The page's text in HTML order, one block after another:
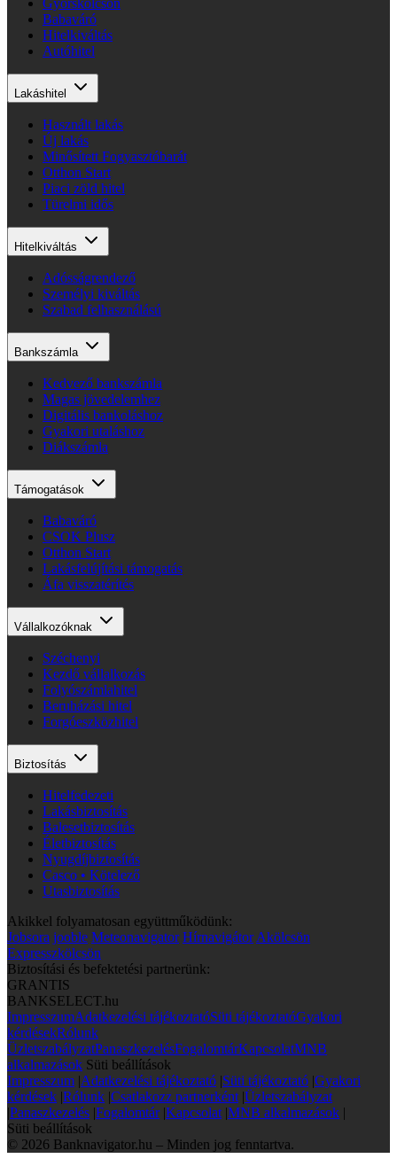
Babaváró
Hitelkiváltás
Autóhitel
Lakáshitel
Használt lakás
Új lakás
Minősített Fogyasztóbarát
Otthon Start
Piaci zöld hitel
Türelmi idős
Hitelkiváltás
Adósságrendező
Személyi kiváltás
Szabad felhasználású
Bankszámla
Kedvező bankszámla
Magas jövedelemhez
Digitális bankoláshoz
Gyakori utaláshoz
Diákszámla
Támogatások
Babaváró
CSOK Plusz
Otthon Start
Lakásfelújítási támogatás
Áfa visszatérítés
Vállalkozóknak
Széchenyi
Kezdő vállalkozás
Folyószámlahitel
Beruházási hitel
Forgóeszközhitel
Biztosítás
Hitelfedezeti
Lakásbiztosítás
Balesetbiztosítás
Életbiztosítás
Nyugdíjbiztosítás
Casco • Kötelező
Utasbiztosítás
Akikkel folyamatosan együttműködünk:
Jobsora jooble Meteonavigator Hírnavigátor Akölcsön
Expresszkölcsön
Biztosítási és befektetési partnerünk:
GRANTIS
BANKSELECT.hu
ImpresszumAdatkezelési tájékoztatóSüti tájékoztatóGyakori
kérdésekRólunk
ÜzletszabályzatPanaszkezelésFogalomtárKapcsolatMNB
alkalmazások Süti beállítások
Impresszum |Adatkezelési tájékoztató |Süti tájékoztató |Gyakori
kérdések |Rólunk |Csatlakozz partnerként |Üzletszabályzat
|Panaszkezelés |Fogalomtár |Kapcsolat |MNB alkalmazások |
Süti beállítások
© 2026 Banknavigator.hu – Minden jog fenntartva.